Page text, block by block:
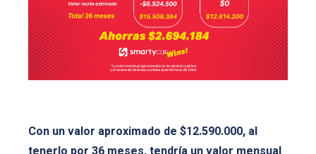
Con un valor aproximado de $12.590.000, al